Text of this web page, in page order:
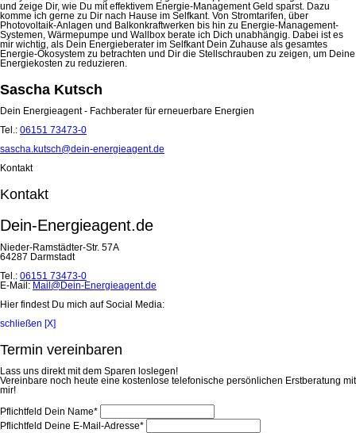
und zeige Dir, wie Du mit effektivem Energie-Management Geld sparst. Dazu
komme ich gerne zu Dir nach Hause im Selfkant. Von Stromtarifen, über
Photovoltaik-Anlagen und Balkonkraftwerken bis hin zu Energie-Management-
Systemen, Wärmepumpe und Wallbox berate ich Dich unabhängig. Dabei ist es
mir wichtig, als Dein Energieberater im Selfkant Dein Zuhause als gesamtes
Energie-Ökosystem zu betrachten und Dir die Stellschrauben zu zeigen, um Deine
Energiekosten zu reduzieren.
Sascha Kutsch
Dein Energieagent - Fachberater für erneuerbare Energien
Tel.: 06151 73473-0
sascha.kutsch@dein-energieagent.de
Kontakt
Kontakt
Dein-Energieagent.de
Nieder-Ramstädter-Str. 57A
64287 Darmstadt
Tel.: 06151 73473-0
E-Mail: Mail@Dein-Energieagent.de
Hier findest Du mich auf Social Media:
schließen [X]
Termin vereinbaren
Lass uns direkt mit dem Sparen loslegen!
Vereinbare noch heute eine kostenlose telefonische persönlichen Erstberatung mit
mir!
Pflichtfeld Dein Name*
Pflichtfeld Deine E-Mail-Adresse*